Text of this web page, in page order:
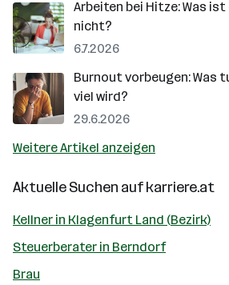
Arbeiten bei Hitze: Was
nicht?
6.7.2026
Burnout vorbeugen: Was
viel wird?
29.6.2026
Weitere Artikel anzeigen
Aktuelle Suchen aufkarriere.at
Kellner in Klagenfurt Land (Bezirk)
Steuerberater in Berndorf
Brau